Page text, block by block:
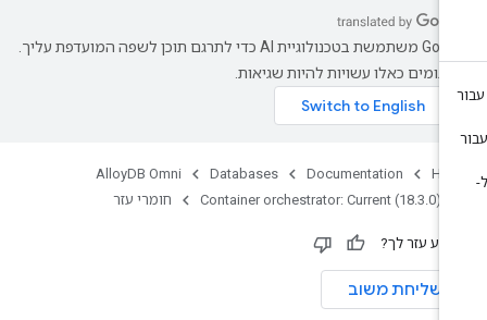
‫Google משתמשת בטכנולוגיית AI כדי לתרגם תוכן לשפה המועדפת עליך.
כאלו עשויות להיות שגיאות.
Documentation
Databases
AlloyDB Omni
Container orchestrator: Current (18.3.0)
חומרי עזר
עזר לך?
שליחת משוב